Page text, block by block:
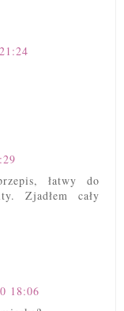
łatwy do
Zjadłem cały
18:06